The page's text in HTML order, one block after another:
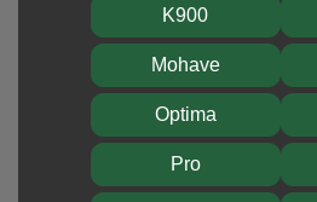
K900
Mohave
Optima
Pro